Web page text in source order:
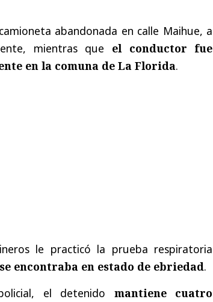
abandonada en calle Maihue, a
mientras que el conductor fue
en la comuna de La Florida.
le practicó la prueba respiratoria
encontraba en estado de ebriedad.
el detenido mantiene cuatro